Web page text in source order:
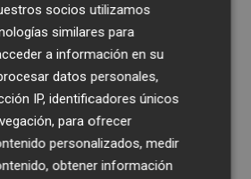
festival de house de más de 10
Dan Shake o The Basement
de España y no reevaluará la
hasta el 15 de agosto
socios utilizamos
similares para
a información en su
datos personales,
IP, identificadores únicos
para ofrecer
personalizados, medir
obtener información